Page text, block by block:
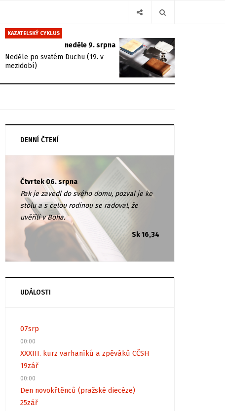
KAZATELSKÝ CYKLUS
neděle 9. srpna
Neděle po svatém Duchu (19. v
mezidobí)
DENNÍ ČTENÍ
Čtvrtek 06. srpna
Pak je zavedl do svého domu, pozval je ke
stolu a s celou rodinou se radoval, že
uvěřili v Boha.
Sk 16,34
UDÁLOSTI
07srp
00:00
XXXIII. kurz varhaníků a zpěváků CČSH
19zář
00:00
Den novokřtěnců (pražské diecéze)
25zář